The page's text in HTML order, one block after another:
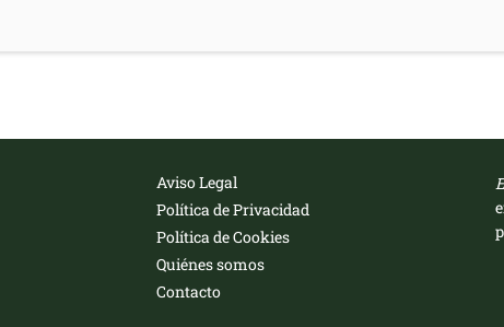
Aviso Legal
Política de Privacidad
Política de Cookies
Quiénes somos
Contacto